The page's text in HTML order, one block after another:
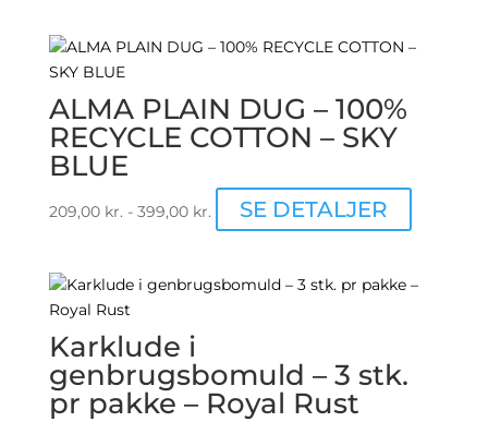
varesiden
ALMA PLAIN DUG – 100%
RECYCLE COTTON – SKY
BLUE
209,00 kr. - 399,00 kr. SE DETALJER
vare
Karklude i
genbrugsbomuld – 3 stk.
pr pakke – Royal Rust